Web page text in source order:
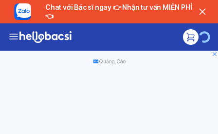
Chat với Bác sĩ ngay 👉 Nhận tư vấn MIỄN PHÍ
👈
Quảng Cáo